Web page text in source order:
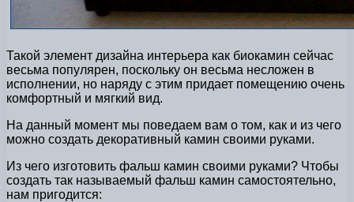
Такой элемент дизайна интерьера как биокамин сейчас
весьма популярен, поскольку он весьма несложен в
исполнении, но наряду с этим придает помещению очень
комфортный и мягкий вид.
На данный момент мы поведаем вам о том, как и из чего
можно создать декоративный камин своими руками.
Из чего изготовить фальш камин своими руками? Чтобы
создать так называемый фальш камин самостоятельно,
нам пригодится: